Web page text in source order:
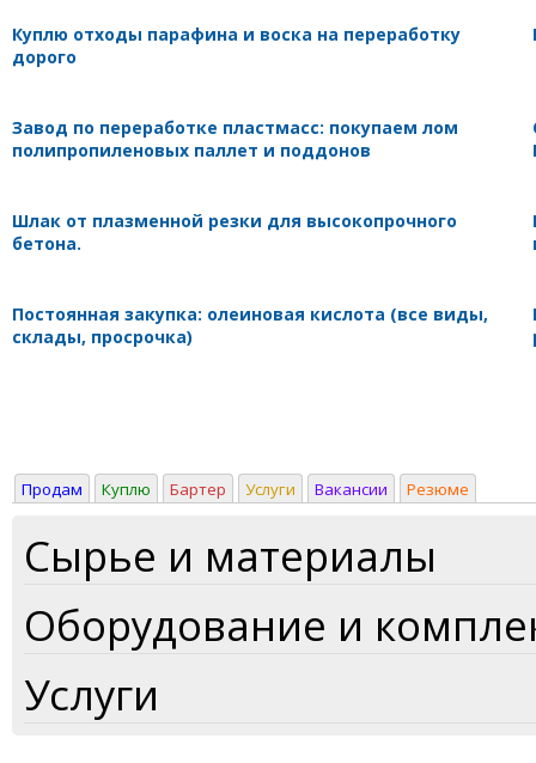
Куплю отходы парафина и воска на переработку
дорого
Завод по переработке пластмасс: покупаем лом
полипропиленовых паллет и поддонов
Шлак от плазменной резки для высокопрочного
бетона.
Постоянная закупка: олеиновая кислота (все виды,
склады, просрочка)
Продам Куплю Бартер Услуги Вакансии Резюме
Сырье и материалы
Оборудование и
Услуги